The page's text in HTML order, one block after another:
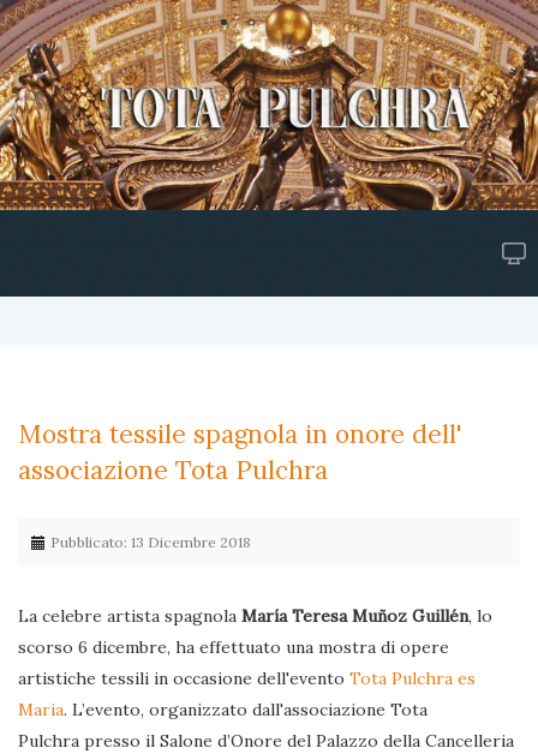
Mostra tessile spagnola in onore dell'
associazione Tota Pulchra
Pubblicato: 13 Dicembre 2018
La celebre artista spagnola María Teresa Muñoz Guillén, lo
scorso 6 dicembre, ha effettuato una mostra di opere
artistiche tessili in occasione dell'evento Tota Pulchra es
Maria. L’evento, organizzato dall'associazione Tota
Pulchra presso il Salone d’Onore del Palazzo della Cancelleria